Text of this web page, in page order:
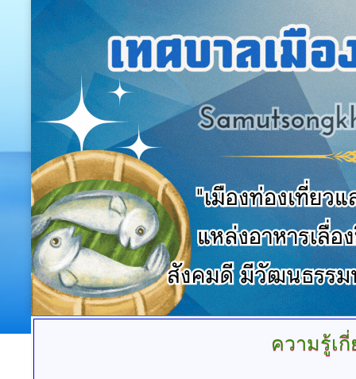
ความรู้เ